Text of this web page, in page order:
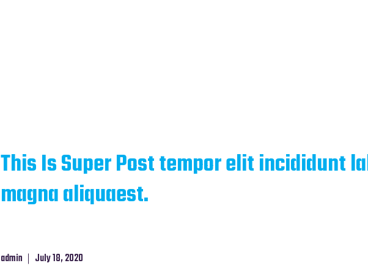
This Is Super Post tempor elit incididunt
magna aliquaest.
admin July 18, 2020